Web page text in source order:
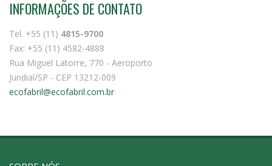
INFORMAÇÕES DE CONTATO
Tel. +55 (11) 4815-9700
Fax: +55 (11) 4582-4888
Rua Miguel Latorre, 770 - Aeroporto
Jundiaí/SP - CEP 13212-009
ecofabril@ecofabril.com.br